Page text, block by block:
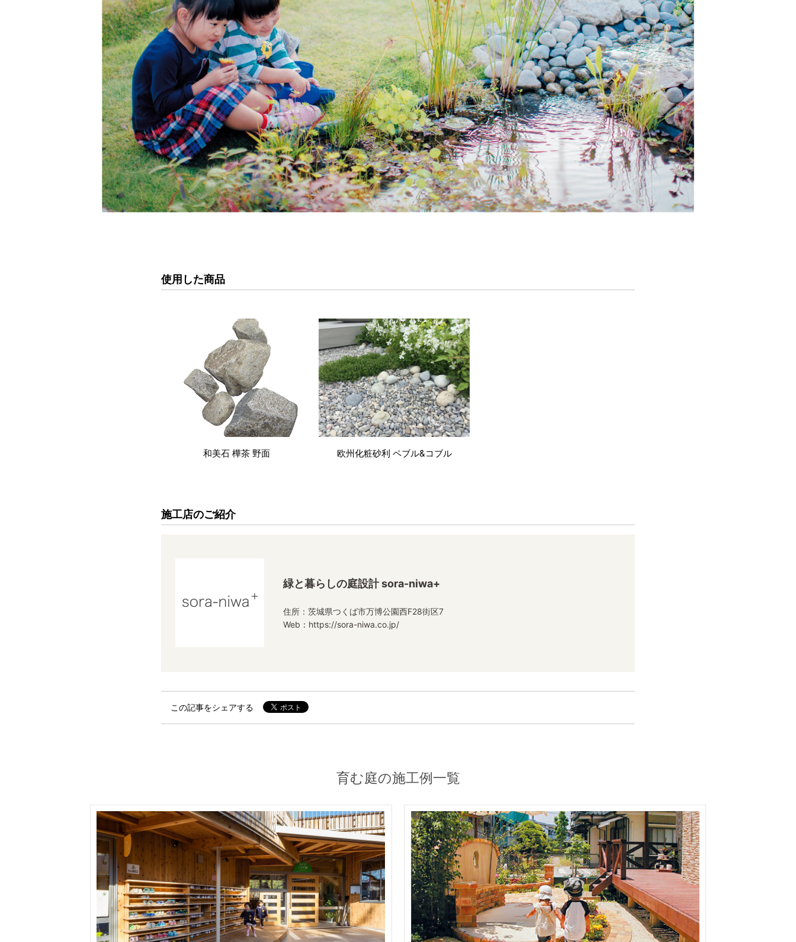
使用した商品
和美石 樺茶 野面 欧州化粧砂利 ペブル&コブル
施工店のご紹介
緑と暮らしの庭設計 sora-niwa+
住所：茨城県つくば市万博公園西F28街区7
Web： https://sora-niwa.co.jp/
この記事をシェアする
育む庭の施工例一覧